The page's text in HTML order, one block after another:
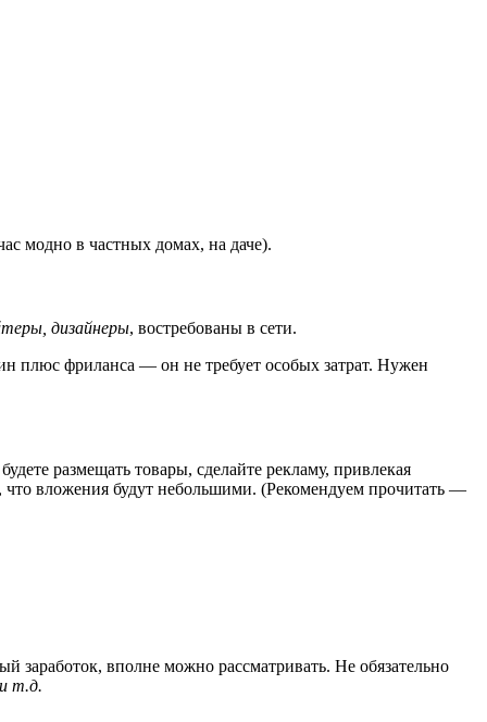
модно в частных домах, на даче).
дизайнеры, востребованы в сети.
плюс фриланса — он не требует особых затрат. Нужен
размещать товары, сделайте рекламу, привлекая
что вложения будут небольшими. (Рекомендуем прочитать —
заработок, вполне можно рассматривать. Не обязательно
т.д.